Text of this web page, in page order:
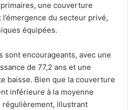
une couverture
du secteur privé,
équipées.
sont encourageants, avec une
de 77,2 ans et une
baisse. Bien que la couverture
inférieure à la moyenne
régulièrement, illustrant